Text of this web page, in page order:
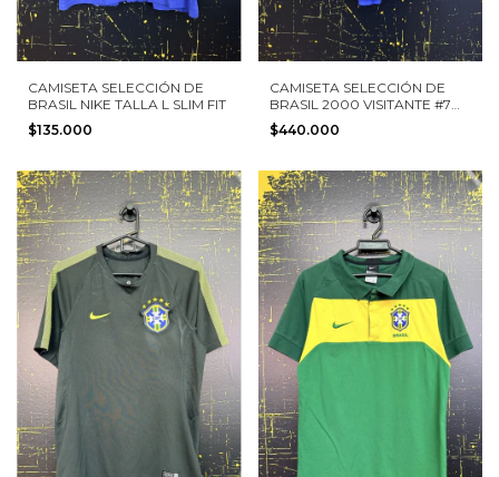
CAMISETA SELECCIÓN DE
BRASIL NIKE TALLA L SLIM FIT
$135.000
CAMISETA SELECCIÓN DE
BRASIL 2000 VISITANTE #7
RONALDINHO NIKE TALLA L
$440.000